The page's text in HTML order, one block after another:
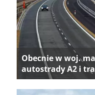
Obecnie w woj.
autostrady A2 i